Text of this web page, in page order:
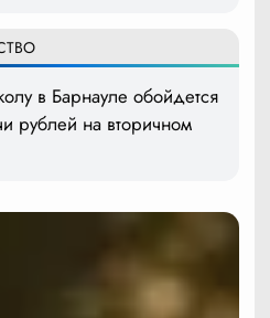
в Барнауле обойдется
рублей на вторичном